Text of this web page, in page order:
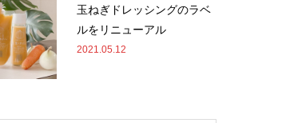
玉ねぎドレッシングのラベ
ルをリニューアル
2021.05.12